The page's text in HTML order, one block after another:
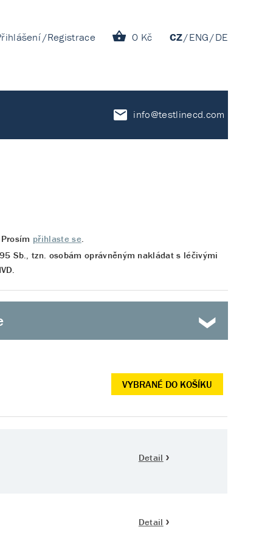
Registrace 0 Kč CZ ENG DE
info@testlinecd.com
přihlaste se.
Sb., tzn. osobám oprávněným nakládat s léčivými
VYBRANÉ DO KOŠÍKU
Detail
Detail